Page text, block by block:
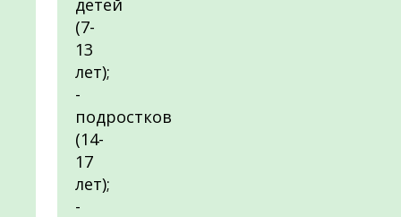
детей
(7-
13
лет);
-
подростков
(14-
17
лет);
-